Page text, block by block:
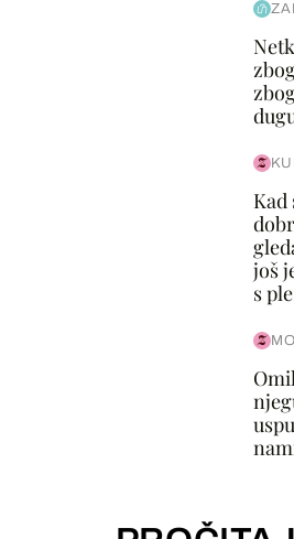
Kad
još
s